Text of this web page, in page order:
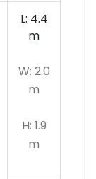
L: 4.4
m
W: 2.0
m
H: 1.9
m